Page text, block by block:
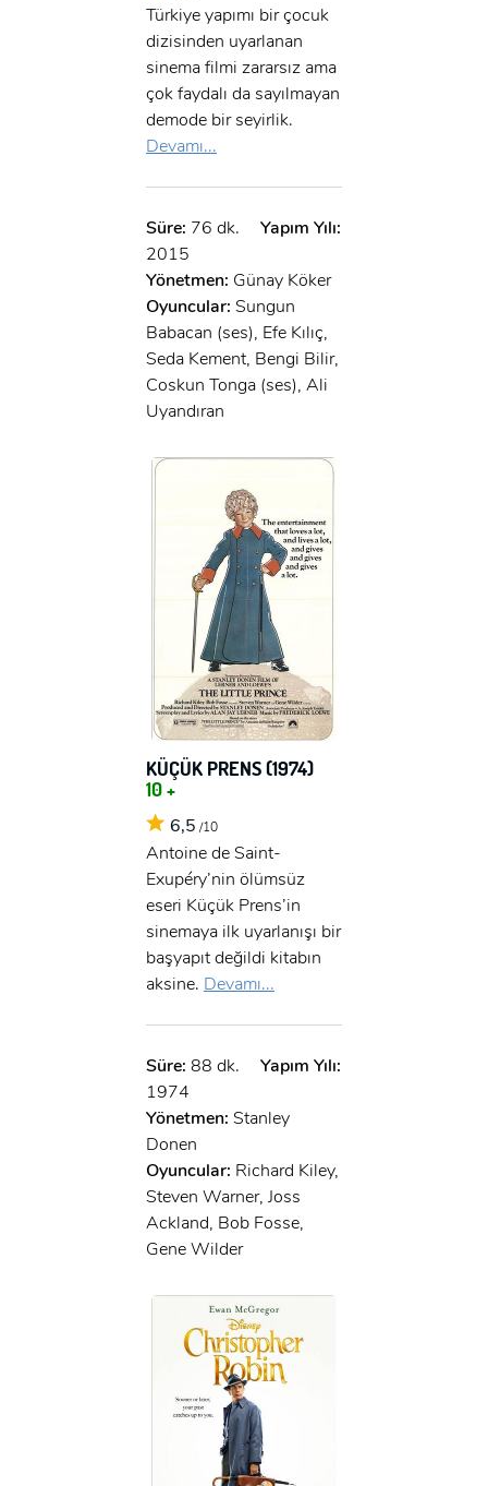
Türkiye yapımı bir çocuk
dizisinden uyarlanan
sinema filmi zararsız ama
çok faydalı da sayılmayan
demode bir seyirlik.
Devamı...
Süre: 76 dk.
Yapım Yılı:
2015
Yönetmen: Günay Köker
Oyuncular: Sungun
Babacan (ses), Efe Kılıç,
Seda Kement, Bengi Bilir,
Coskun Tonga (ses), Ali
Uyandıran
KÜÇÜK PRENS (1974)
10 +
6,5 /10
Antoine de Saint-
Exupéry’nin ölümsüz
eseri Küçük Prens’in
sinemaya ilk uyarlanışı bir
başyapıt değildi kitabın
aksine. Devamı...
Süre: 88 dk.
Yapım Yılı:
1974
Yönetmen: Stanley
Donen
Oyuncular: Richard Kiley,
Steven Warner, Joss
Ackland, Bob Fosse,
Gene Wilder